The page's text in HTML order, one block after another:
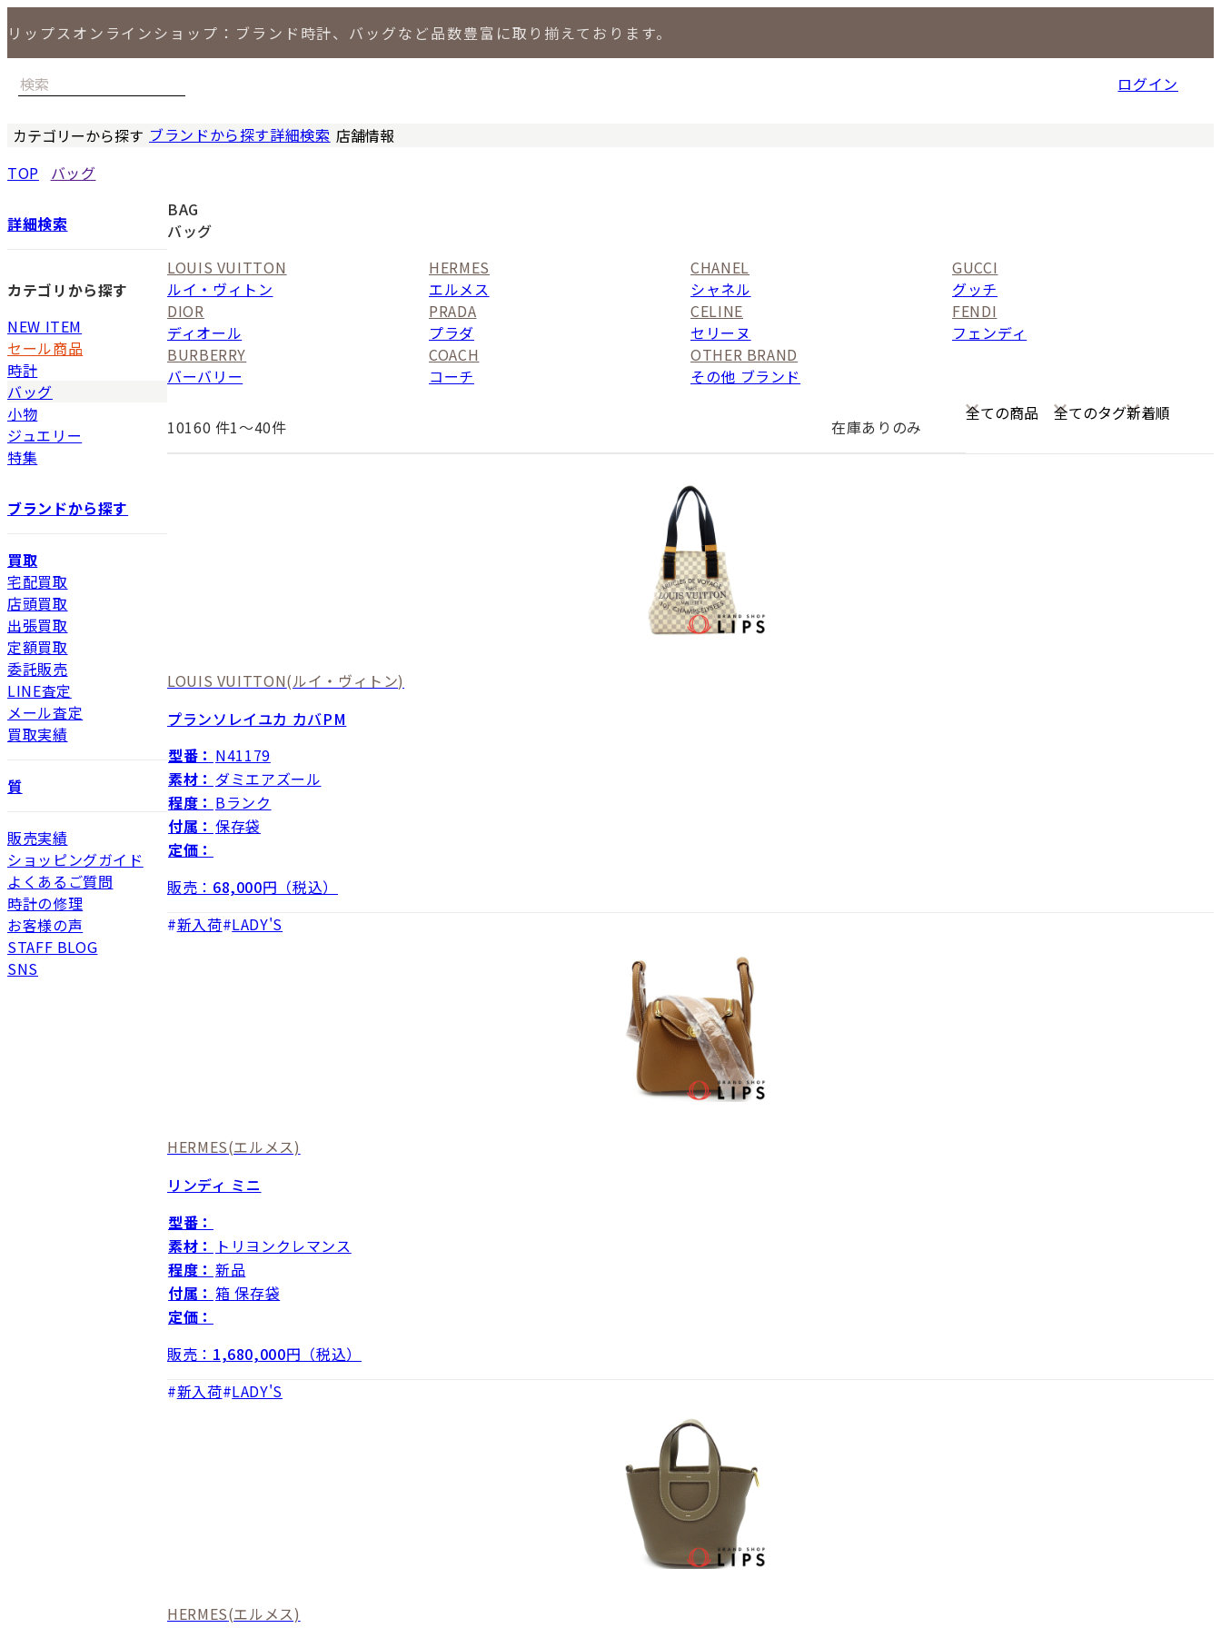
リップスオンラインショップ：ブランド時計、バッグなど品数豊富に取り揃えております。
ログイン
カテゴリーから探す ブランドから探す詳細検索 店舗情報
TOP バッグ
詳細検索
カテゴリから探す
NEW ITEM
セール商品
時計
バッグ
小物
ジュエリー
特集
ブランドから探す
買取
宅配買取
店頭買取
出張買取
定額買取
委託販売
LINE査定
メール査定
買取実績
質
販売実績
ショッピングガイド
よくあるご質問
時計の修理
お客様の声
STAFF BLOG
SNS
BAG
バッグ
LOUIS VUITTON
ルイ・ヴィトン
HERMES
エルメス
CHANEL
シャネル
GUCCI
グッチ
DIOR
ディオール
PRADA
プラダ
CELINE
セリーヌ
FENDI
フェンディ
BURBERRY
バーバリー
COACH
コーチ
OTHER BRAND
その他 ブランド
10160 件1〜40件 在庫ありのみ
LOUIS VUITTON(ルイ・ヴィトン)
プランソレイユカ カバPM
型番： N41179
素材： ダミエアズール
程度： Bランク
付属： 保存袋
定価：
販売： 68,000円（税込）
新入荷 LADY'S
HERMES(エルメス)
リンディ ミニ
型番：
素材：
トリヨンクレマンス
程度： 新品
付属： 箱 保存袋
定価：
販売： 1,680,000円（税込）
新入荷 LADY'S
HERMES(エルメス)